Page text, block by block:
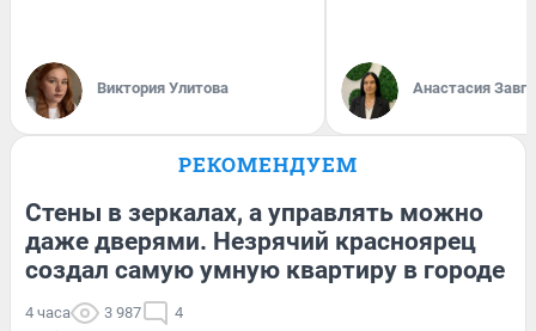
Виктория Улитова Анастасия
РЕКОМЕНДУЕМ
Стены в зеркалах, а управлять можно
даже дверями. Незрячий красноярец
создал самую умную квартиру в городе
4 часа 3 987 4